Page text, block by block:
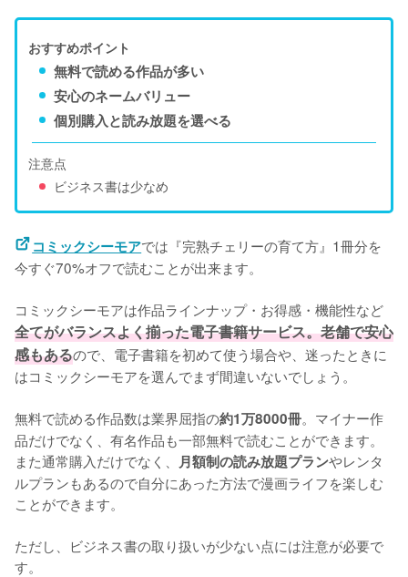
おすすめポイント
無料で読める作品が多い
安心のネームバリュー
個別購入と読み放題を選べる
注意点
ビジネス書は少なめ
コミックシーモアでは『完熟チェリーの育て方』1冊分を
今すぐ70%オフで読むことが出来ます。
コミックシーモアは作品ラインナップ・お得感・機能性など
全てがバランスよく揃った電子書籍サービス。老舗で安心
感もあるので、電子書籍を初めて使う場合や、迷ったときに
はコミックシーモアを選んでまず間違いないでしょう。
無料で読める作品数は業界屈指の約1万8000冊。マイナー作
品だけでなく、有名作品も一部無料で読むことができます。
また通常購入だけでなく、 月額制の読み放題プランやレンタ
ルプランもあるので自分にあった方法で漫画ライフを楽しむ
ことができます。
ただし、ビジネス書の取り扱いが少ない点には注意が必要で
す。